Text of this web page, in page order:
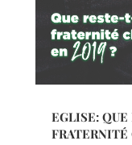
EGLISE:
FRATERNITÉ